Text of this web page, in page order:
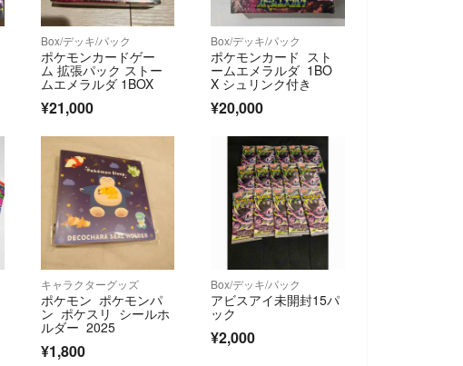
Box/デッキ/パック
ポケモンカードゲー
ム 拡張パック ストー
ムエメラルダ 1BOX
¥21,000
Box/デッキ/パック
ポケモンカード スト
ームエメラルダ 1BO
X シュリンク付き
¥20,000
キャラクターグッズ
ポケモン ポケモンパ
ン ポケスリ シールホ
ルダー 2025
¥1,800
Box/デッキ/パック
アビスアイ未開封15パ
ック
¥2,000